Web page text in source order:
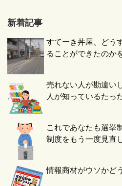
新着記事
すてーき丼屋、どう
ることができたのか
売れない人が勘違い
人が知っているたっ
これであなたも選挙
制度をもう一度見直
情報商材がウソかど